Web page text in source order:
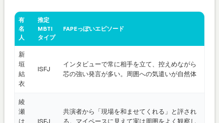
有
名
人
推定
MBTI
タイプ
FAPEっぽいエピソード
新
垣
結
衣
ISFJ
インタビューで常に相手を立て、控えめながら
芯の強い発言が多い。周囲への気遣いが自然体
綾
瀬
は
ISFJ
共演者から「現場を和ませてくれる」と評され
る。マイペースに見えて実は周囲をよく観察し